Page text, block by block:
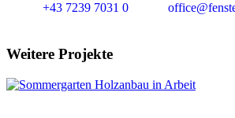
+43 7239 7031 0
Weitere Projekte